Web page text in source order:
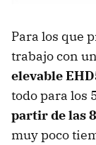
Para los que
trabajo con
elevable
todo para los
partir de las
muy poco